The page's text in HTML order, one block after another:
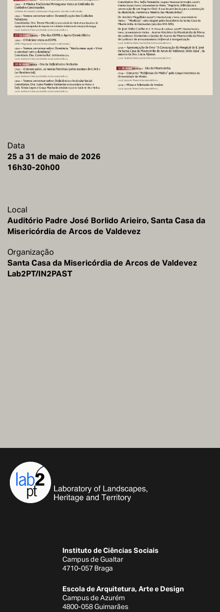
Data
25 a 31 de maio de 2026
16h30-20h00
Local
Auditório Padre José Borlido Arieiro, Santa Casa da
Misericórdia de Arcos de Valdevez
Organização
Santa Casa da Misericórdia de Arcos de Valdevez
Lab2PT/IN2PAST
Instituto de Ciências Sociais
Campus de Gualtar
4710-057 Braga
Escola de Arquitetura, Arte e Design
Campus de Azurém
4800-058 Guimarães